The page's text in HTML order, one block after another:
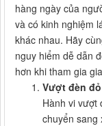
hàng ngày của
và có kinh nghiệm
khác nhau. Hãy
nguy hiểm dễ dẫn
hơn khi tham gia
Vượt đèn đỏ
Hành vi vượt
chuyển sang